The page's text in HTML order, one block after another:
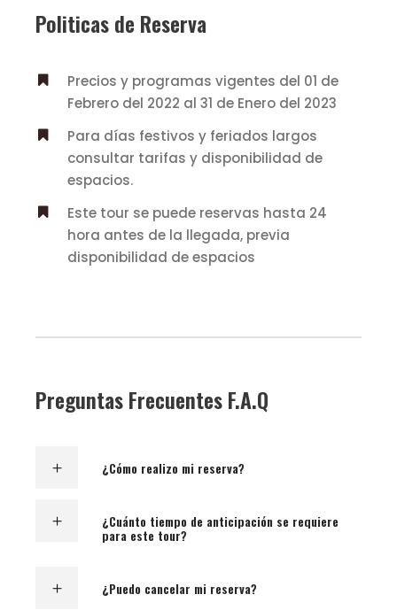
Politicas de Reserva
Precios y programas vigentes del 01 de
Febrero del 2022 al 31 de Enero del 2023
Para días festivos y feriados largos
consultar tarifas y disponibilidad de
espacios.
Este tour se puede reservas hasta 24
hora antes de la llegada, previa
disponibilidad de espacios
Preguntas Frecuentes F.A.Q
¿Cómo realizo mi reserva?
¿Cuánto tiempo de anticipación se requiere
para este tour?
¿Puedo cancelar mi reserva?